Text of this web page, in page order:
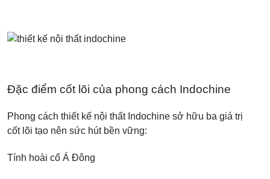
Đặc điểm cốt lõi của phong cách Indochine
Phong cách thiết kế nội thất Indochine sở hữu ba giá trị
cốt lõi tạo nên sức hút bền vững:
Tính hoài cổ Á Đông